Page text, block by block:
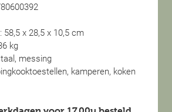
58,5 x 28,5 x 10,5 cm
kg
messing
kamperen, koken